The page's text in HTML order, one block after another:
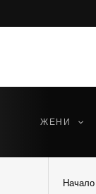
ЖЕНИ
Начало